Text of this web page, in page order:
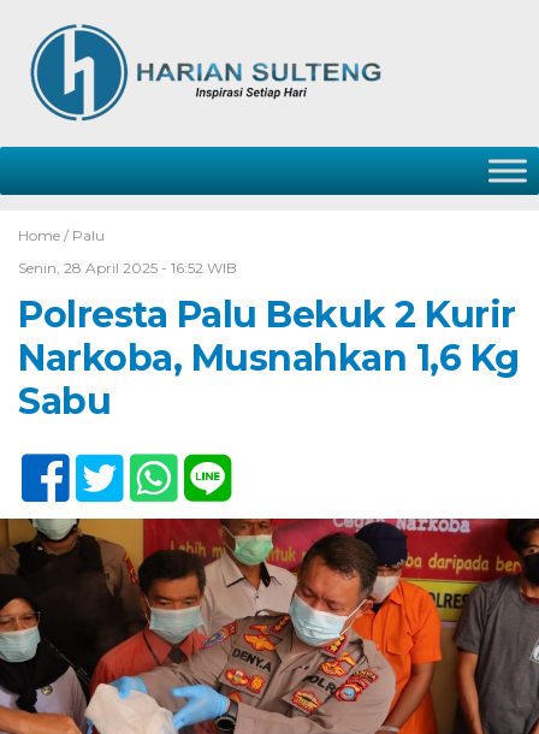
Home / Palu
Senin, 28 April 2025 - 16:52 WIB
Polresta Palu Bekuk 2 Kurir
Narkoba, Musnahkan 1,6 Kg
Sabu